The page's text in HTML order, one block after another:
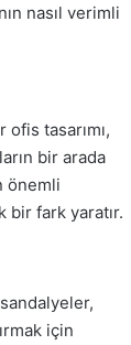
nasıl verimli
tasarımı,
bir arada
önemli
bir fark yaratır.
için